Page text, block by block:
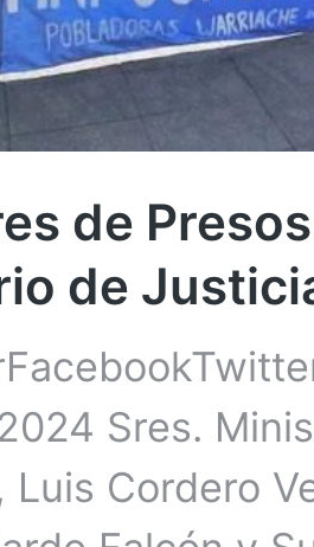
de
de
Sres.
Luis Cordero